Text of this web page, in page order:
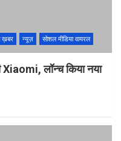
ख़बर न्यूज़ सोशल मीडिया वायरल
Xiaomi, लॉन्च किया नया